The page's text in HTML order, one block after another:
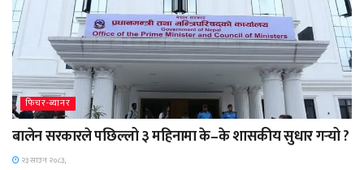
फिचर-ब्यानर
बालेन सरकारले पछिल्लो ३ महिनामा के–के शासकीय सुधार गर्‍यो ?
२३ साउन २०८३,